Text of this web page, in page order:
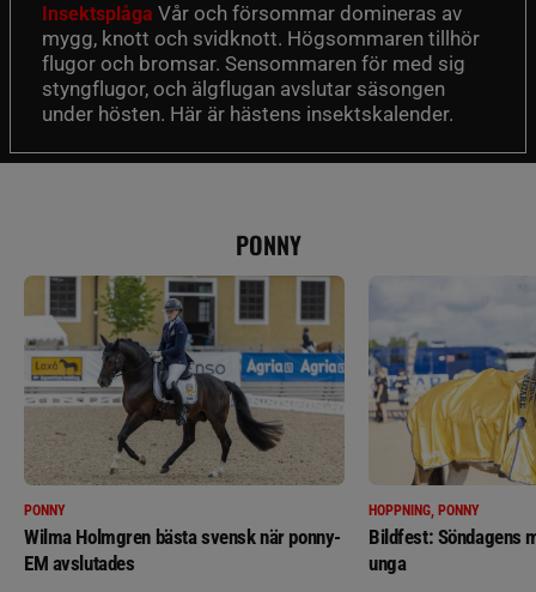
Insektsplåga Vår och försommar domineras av
mygg, knott och svidknott. Högsommaren tillhör
flugor och bromsar. Sensommaren för med sig
styngflugor, och älgflugan avslutar säsongen
under hösten. Här är hästens insektskalender.
PONNY
PONNY
Wilma Holmgren bästa svensk när ponny-
EM avslutades
HOPPNING, PONNY
Bildfest: Söndagens
unga